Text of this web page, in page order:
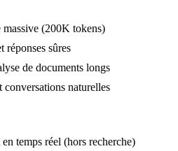
massive (200K tokens)
réponses sûres
de documents longs
naturelles
temps réel (hors recherche)